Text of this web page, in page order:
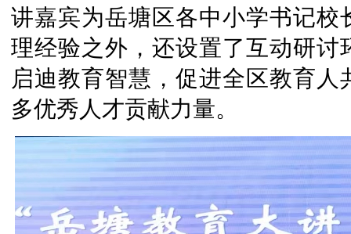
讲嘉宾为岳塘区各中小学书记
理经验之外，还设置了互动研
启迪教育智慧，促进全区教育
多优秀人才贡献力量。